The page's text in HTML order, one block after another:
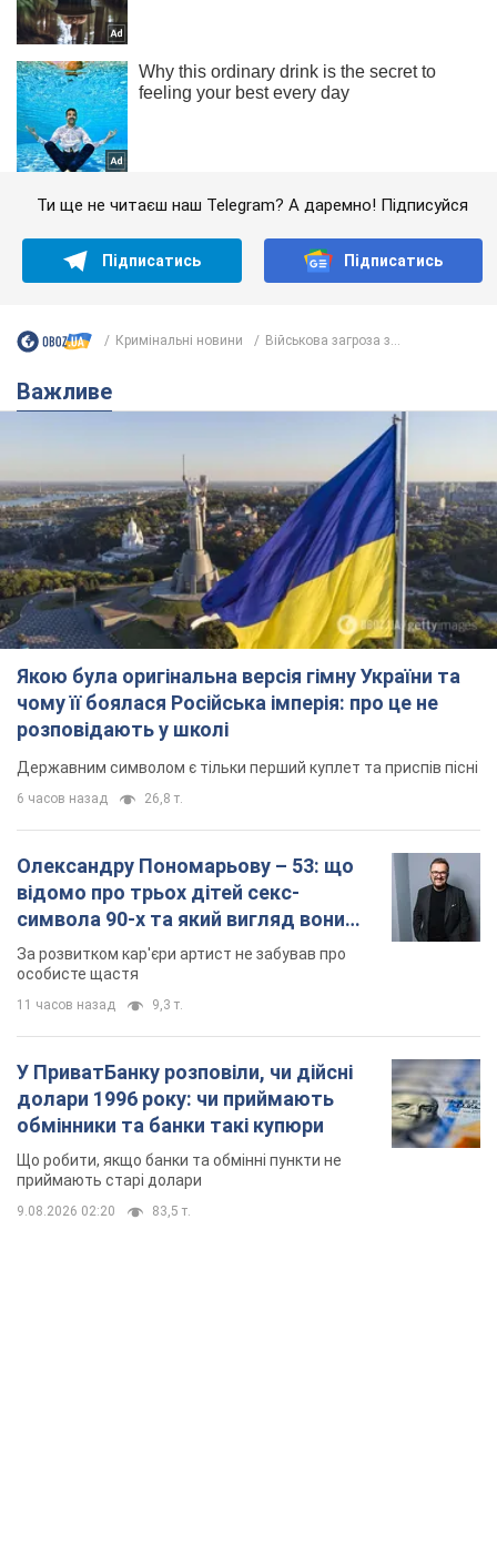
Ти ще не читаєш наш Telegram? А даремно! Підписуйся
Підписатись Підписатись
Кримінальні новини Військова загроза з...
Важливе
Якою була оригінальна версія гімну України та
чому її боялася Російська імперія: про це не
розповідають у школі
Державним символом є тільки перший куплет та приспів пісні
6 часов назад 26,8 т.
Олександру Пономарьову – 53: що
відомо про трьох дітей секс-
символа 90-х та який вигляд вони
мають
За розвитком кар'єри артист не забував про
особисте щастя
11 часов назад 9,3 т.
У ПриватБанку розповіли, чи дійсні
долари 1996 року: чи приймають
обмінники та банки такі купюри
Що робити, якщо банки та обмінні пункти не
приймають старі долари
9.08.2026 02:20 83,5 т.